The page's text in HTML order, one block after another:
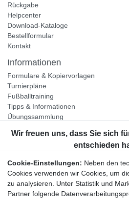
Rückgabe
Helpcenter
Download-Kataloge
Bestellformular
Kontakt
Informationen
Formulare & Kopiervorlagen
Turnierpläne
Fußballtraining
Tipps & Informationen
Übungssammlung
Unternehmen
Widerrufsrecht
Bestellung widerrufen
Cookie-Einstellungen: Neben den
Cookies verwenden wir Cookies, um
zu analysieren. Unter Statistik und
Partner folgende